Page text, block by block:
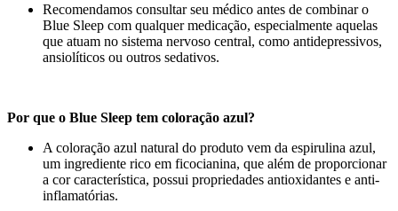
Recomendamos consultar seu médico antes de combinar o
Blue Sleep com qualquer medicação, especialmente aquelas
que atuam no sistema nervoso central, como antidepressivos,
ansiolíticos ou outros sedativos.
Por que o Blue Sleep tem coloração azul?
A coloração azul natural do produto vem da espirulina azul,
um ingrediente rico em ficocianina, que além de proporcionar
a cor característica, possui propriedades antioxidantes e anti-
inflamatórias.